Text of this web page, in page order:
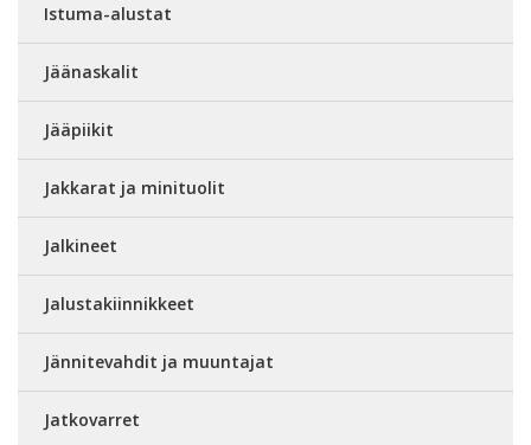
Istuma-alustat
Jäänaskalit
Jääpiikit
Jakkarat ja minituolit
Jalkineet
Jalustakiinnikkeet
Jännitevahdit ja muuntajat
Jatkovarret